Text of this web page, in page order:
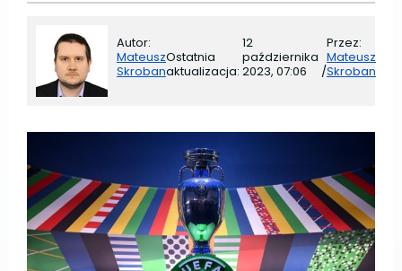
Autor:
Mateusz
Skroban
Ostatnia
aktualizacja:
12
października
2023, 07:06
/
Przez:
Mateusz
Skroban